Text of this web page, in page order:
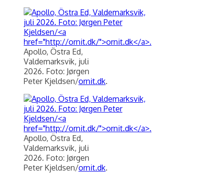
Apollo, Östra Ed,
Valdemarksvik, juli
2026. Foto: Jørgen
Peter Kjeldsen/ornit.dk.
Apollo, Östra Ed,
Valdemarksvik, juli
2026. Foto: Jørgen
Peter Kjeldsen/ornit.dk.